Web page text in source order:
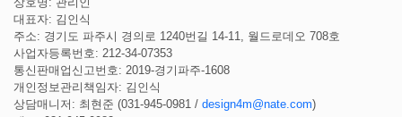
대표자: 김인식
주소: 경기도 파주시 경의로 1240번길 14-11, 월드로데오 708호
사업자등록번호: 212-34-07353
통신판매업신고번호: 2019-경기파주-1608
개인정보관리책임자: 김인식
상담매니저: 최현준 (031-945-0981 / design4m@nate.com)